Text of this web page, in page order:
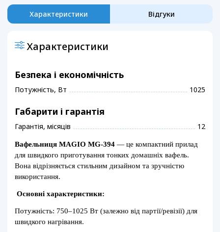
Характеристики Відгуки
Характеристики
Безпека і економічність
Потужність, Вт 1025
Габарити і гарантія
Гарантія, місяців 12
Вафельниця MAGIO MG-394 — це компактний прилад
для швидкого приготування тонких домашніх вафель.
Вона відрізняється стильним дизайном та зручністю
використання.
Основні характеристики:
Потужність: 750–1025 Вт (залежно від партії/ревізії) для
швидкого нагрівання.